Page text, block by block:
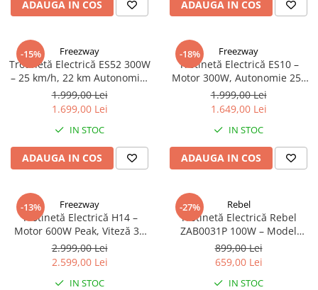
ADAUGA IN COS ADAUGA IN COS
-15% Freezway
Trotinetă Electrică ES52 300W
– 25 km/h, 22 km Autonomie,
36V 5.2Ah, Roți Pneumatice 9”
1.999,00 Lei
1.699,00 Lei
IN STOC
ADAUGA IN COS
-18% Freezway
Trotinetă Electrică ES10 –
Motor 300W, Autonomie 25–
30 km, Baterie 36V 7.8Ah, NFC
1.999,00 Lei
1.649,00 Lei
IN STOC
ADAUGA IN COS
-13% Freezway
Trotinetă Electrică H14 –
Motor 600W Peak, Viteză 35
km/h, Baterie 36V 10Ah
2.999,00 Lei
2.599,00 Lei
IN STOC
-27% Rebel
Trotinetă Electrică Rebel
ZAB0031P 100W – Model
Urban, Ușoară, Ideală pentru
Copii & Juniori
899,00 Lei
659,00 Lei
IN STOC